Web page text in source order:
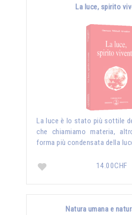
La luce, spirito
La luce è lo stato più sottile
che chiamiamo materia,
forma più condensata della
14.00CHF
Natura umana e